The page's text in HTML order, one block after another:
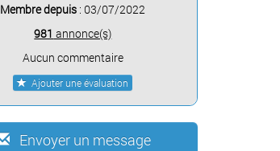
Membre depuis : 03/07/2022
981 annonce(s)
Aucun commentaire
Ajouter une évaluation
Envoyer un message